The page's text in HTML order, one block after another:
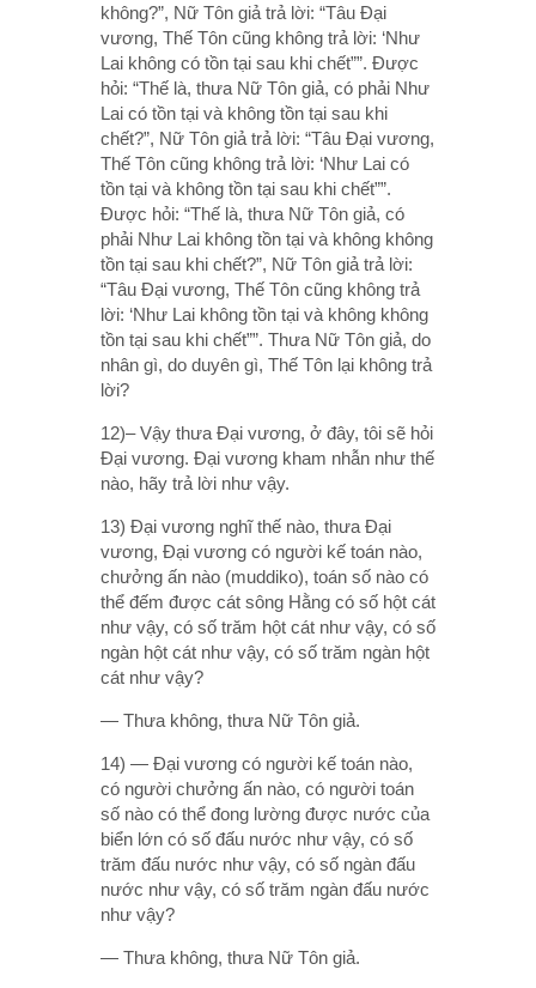
không?”, Nữ Tôn giả trả lời: “Tâu Ðại
vương, Thế Tôn cũng không trả lời: ‘Như
Lai không có tồn tại sau khi chết””. Ðược
hỏi: “Thế là, thưa Nữ Tôn giả, có phải Như
Lai có tồn tại và không tồn tại sau khi
chết?”, Nữ Tôn giả trả lời: “Tâu Ðại vương,
Thế Tôn cũng không trả lời: ‘Như Lai có
tồn tại và không tồn tại sau khi chết””.
Ðược hỏi: “Thế là, thưa Nữ Tôn giả, có
phải Như Lai không tồn tại và không không
tồn tại sau khi chết?”, Nữ Tôn giả trả lời:
“Tâu Ðại vương, Thế Tôn cũng không trả
lời: ‘Như Lai không tồn tại và không không
tồn tại sau khi chết””. Thưa Nữ Tôn giả, do
nhân gì, do duyên gì, Thế Tôn lại không trả
lời?
12)– Vậy thưa Ðại vương, ở đây, tôi sẽ hỏi
Ðại vương. Ðại vương kham nhẫn như thế
nào, hãy trả lời như vậy.
13) Ðại vương nghĩ thế nào, thưa Ðại
vương, Ðại vương có người kế toán nào,
chưởng ấn nào (muddiko), toán số nào có
thể đếm được cát sông Hằng có số hột cát
như vậy, có số trăm hột cát như vậy, có số
ngàn hột cát như vậy, có số trăm ngàn hột
cát như vậy?
— Thưa không, thưa Nữ Tôn giả.
14) — Ðại vương có người kế toán nào,
có người chưởng ấn nào, có người toán
số nào có thể đong lường được nước của
biển lớn có số đấu nước như vậy, có số
trăm đấu nước như vậy, có số ngàn đấu
nước như vậy, có số trăm ngàn đấu nước
như vậy?
— Thưa không, thưa Nữ Tôn giả.